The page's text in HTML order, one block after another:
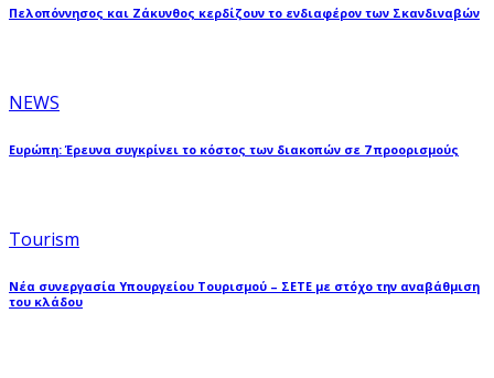
Πελοπόννησος και Ζάκυνθος κερδίζουν το ενδιαφέρον των Σκανδιναβών
NEWS
Ευρώπη: Έρευνα συγκρίνει το κόστος των διακοπών σε 7 προορισμούς
Tourism
Νέα συνεργασία Υπουργείου Τουρισμού – ΣΕΤΕ με στόχο την αναβάθμιση
του κλάδου